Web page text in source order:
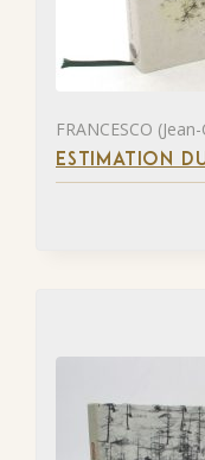
FRANCESCO
ESTIMATION